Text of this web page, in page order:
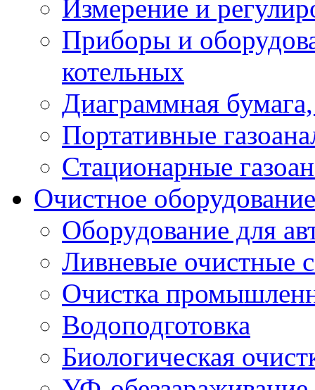
Измерение и
Приборы и
котельных
Диаграммная
Портативные
Стационарные
Очистное оборудование
Оборудование для
Ливневые очистные
Очистка
Водоподготовка
Биологическая